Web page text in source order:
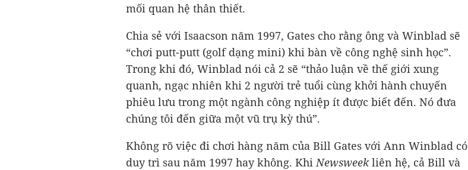
mối quan hệ thân thiết.
Chia sẻ với Isaacson năm 1997, Gates cho rằng ông và Winblad sẽ
“chơi putt-putt (golf dạng mini) khi bàn về công nghệ sinh học”.
Trong khi đó, Winblad nói cả 2 sẽ “thảo luận về thế giới xung
quanh, ngạc nhiên khi 2 người trẻ tuổi cùng khởi hành chuyến
phiêu lưu trong một ngành công nghiệp ít được biết đến. Nó đưa
chúng tôi đến giữa một vũ trụ kỳ thú”.
Không rõ việc đi chơi hàng năm của Bill Gates với Ann Winblad có
duy trì sau năm 1997 hay không. KhiNewsweekliên hệ, cả Bill và